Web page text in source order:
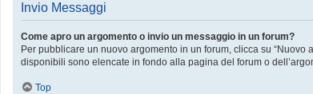
Invio Messaggi
Come apro un argomento o invio un messaggio in un forum?
Per pubblicare un nuovo argomento in un forum, clicca su
disponibili sono elencate in fondo alla pagina del forum o
Top